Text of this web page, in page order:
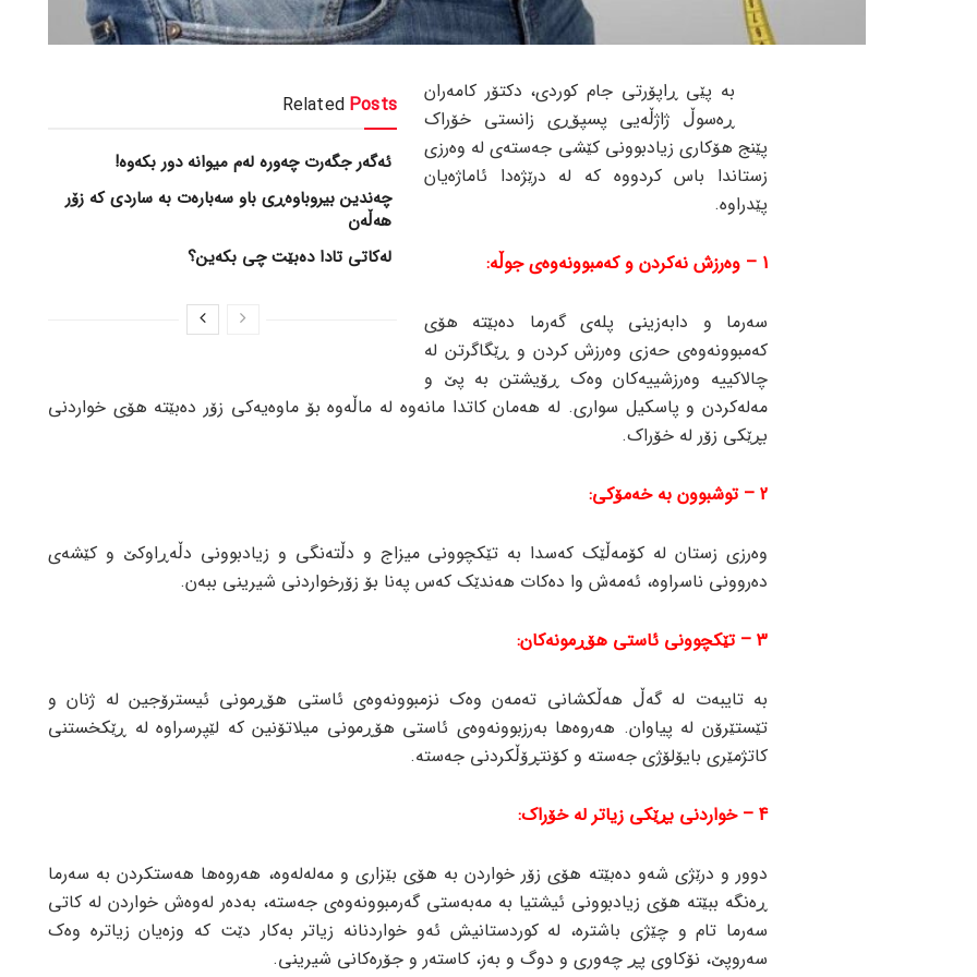
Related Posts
ئەگەر جگەرت چەورە لەم میوانە دور بکەوە!
چەندین بیروباوەڕی باو سەبارەت بە ساردی کە زۆر
هەڵەن
لەکاتی تادا دەبێت چی بکەین؟
بە پێی ڕاپۆرتی جام کوردی، دکتۆر کامەران
ڕەسوڵ ژاژڵەیی پسپۆڕی زانستی خۆراک
پێنج هۆکاری زیادبوونی کێشی جەستەی لە وەرزی
زستاندا باس کردووە کە لە درێژەدا ئاماژەیان
پێدراوە.
1 – وەرزش نەکردن و کەمبوونەوەی جوڵە:
سەرما و دابەزینی پلەی گەرما دەبێتە هۆی
کەمبوونەوەی حەزی وەرزش کردن و ڕێگاگرتن لە
چالاکییە وەرزشییەکان وەک ڕۆیشتن بە پێ و
مەلەکردن و پاسکیل سواری. لە هەمان کاتدا مانەوە لە ماڵەوە بۆ ماوەیەکی زۆر دەبێتە هۆی خواردنی
بڕێکی زۆر لە خۆراک.
2 – توشبوون بە خەمۆکی:
وەرزی زستان لە کۆمەڵێک کەسدا بە تێکچوونی میزاج و دڵتەنگی و زیادبوونی دڵەڕاوکێ و کێشەی
دەروونی ناسراوە، ئەمەش وا دەکات هەندێک کەس پەنا بۆ زۆرخواردنی شیرینی ببەن.
3 – تێکچوونی ئاستی هۆڕمونەکان:
بە تایبەت لە گەڵ هەڵکشانی تەمەن وەک نزمبوونەوەی ئاستی هۆڕمونی ئیسترۆجین لە ژنان و
تێستێرۆن لە پیاوان. هەروەها بەرزبوونەوەی ئاستی هۆڕمونی میلاتۆنین کە لێپرسراوە لە ڕێکخستنی
کاتژمێری بایۆلۆژی جەستە و کۆنتڕۆڵکردنی جەستە.
4 – خواردنی بڕێکی زیاتر لە خۆراک:
دوور و درێژی شەو دەبێتە هۆی زۆر خواردن بە هۆی بێزاری و مەلەلەوە، هەروەها هەستکردن بە سەرما
ڕەنگە ببێتە هۆی زیادبوونی ئیشتیا بە مەبەستی گەرمبوونەوەی جەستە، بەدەر لەوەش خواردن لە کاتی
سەرما تام و چێژی باشترە، لە کوردستانیش ئەو خواردنانە زیاتر بەکار دێت کە وزەیان زیاترە وەک
سەروپێ، نۆکاوی پڕ چەوری و دوگ و بەز، کاستەر و جۆرەکانی شیرینی.